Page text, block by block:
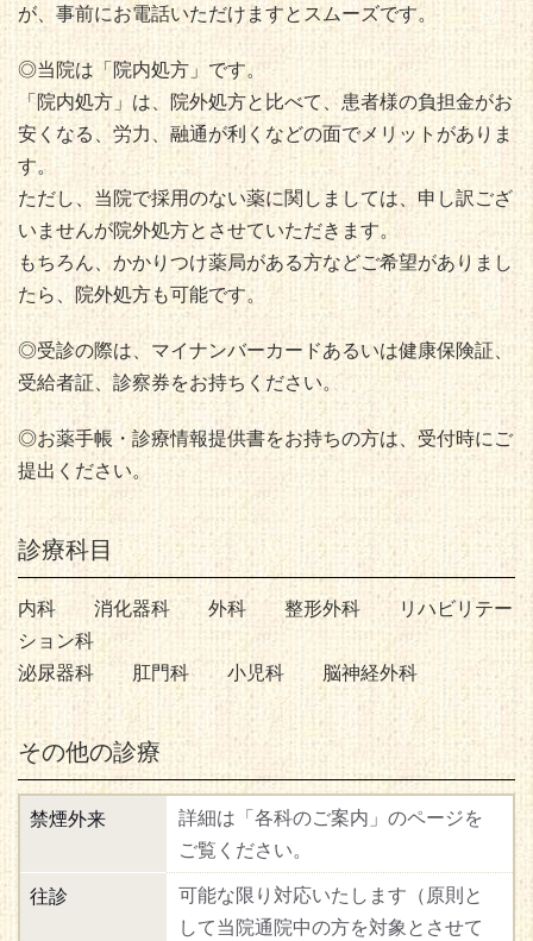
が、事前にお電話いただけますとスムーズです。
◎当院は「院内処方」です。
「院内処方」は、院外処方と比べて、患者様の負担金がお
安くなる、労力、融通が利くなどの面でメリットがありま
す。
ただし、当院で採用のない薬に関しましては、申し訳ござ
いませんが院外処方とさせていただきます。
もちろん、かかりつけ薬局がある方などご希望がありまし
たら、院外処方も可能です。
◎受診の際は、マイナンバーカードあるいは健康保険証、
受給者証、診察券をお持ちください。
◎お薬手帳・診療情報提供書をお持ちの方は、受付時にご
提出ください。
診療科目
内科 消化器科 外科 整形外科 リハビリテー
ション科
泌尿器科 肛門科 小児科 脳神経外科
その他の診療
禁煙外来
詳細は「各科のご案内」のページを
ご覧ください。
往診
可能な限り対応いたします（原則と
して当院通院中の方を対象とさせて